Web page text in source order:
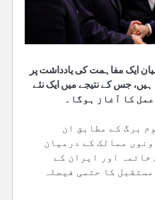
ایک مفاہمت کی یادداشت پر
جس کے نتیجے میں ایک نئے
برگ کے مطابق ان
ممالک کے درمیان
خاتمہ اور ایران کے
کا حتمی فیصلہ